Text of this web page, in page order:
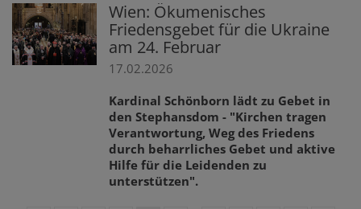
Wien: Ökumenisches
Friedensgebet für die Ukraine
am 24. Februar
17.02.2026
Kardinal Schönborn lädt zu Gebet in
den Stephansdom - "Kirchen tragen
Verantwortung, Weg des Friedens
durch beharrliches Gebet und aktive
Hilfe für die Leidenden zu
unterstützen".